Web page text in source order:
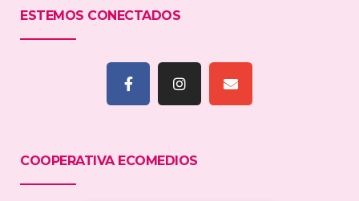
ESTEMOS CONECTADOS
COOPERATIVA ECOMEDIOS